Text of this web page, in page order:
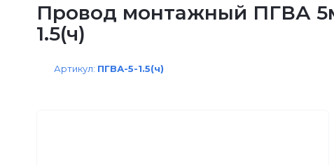
Провод монтажный ПГВА
1.5(ч)
Артикул: ПГВА-5-1.5(ч)